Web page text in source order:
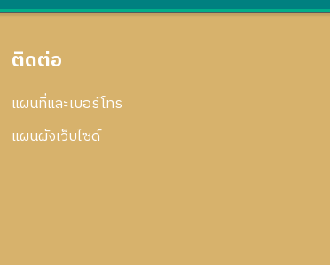
ติดต่อ
แผนที่และเบอร์โทร
แผนผังเว็บไซด์